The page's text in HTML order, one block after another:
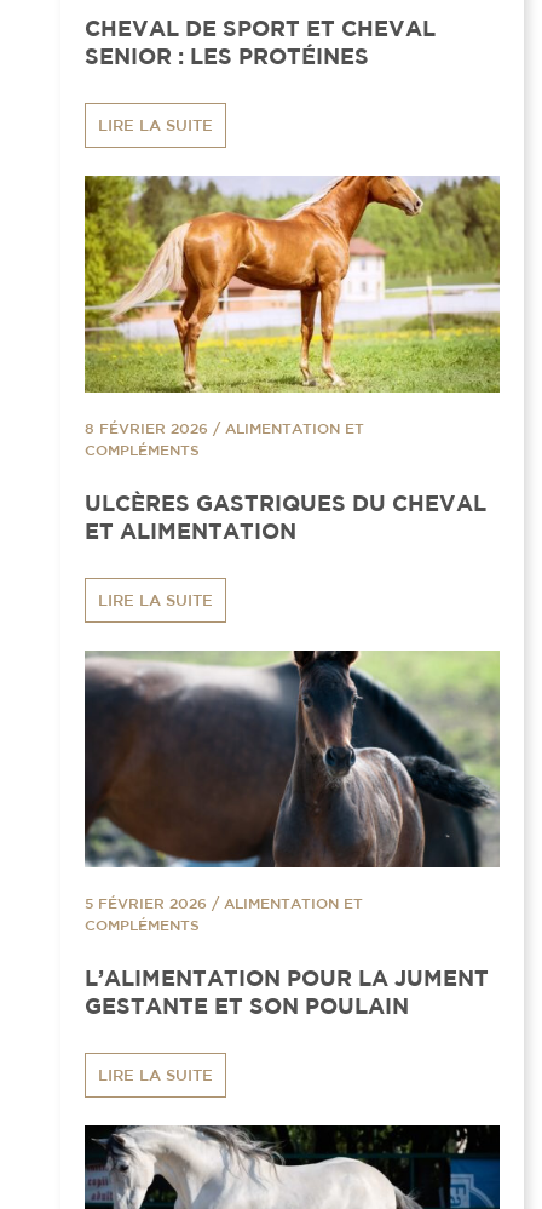
CHEVAL DE SPORT ET CHEVAL
SENIOR : LES PROTÉINES
LIRE LA SUITE
8 FÉVRIER 2026 / ALIMENTATION ET
COMPLÉMENTS
ULCÈRES GASTRIQUES DU CHEVAL
ET ALIMENTATION
LIRE LA SUITE
5 FÉVRIER 2026 / ALIMENTATION ET
COMPLÉMENTS
L’ALIMENTATION POUR LA JUMENT
GESTANTE ET SON POULAIN
LIRE LA SUITE